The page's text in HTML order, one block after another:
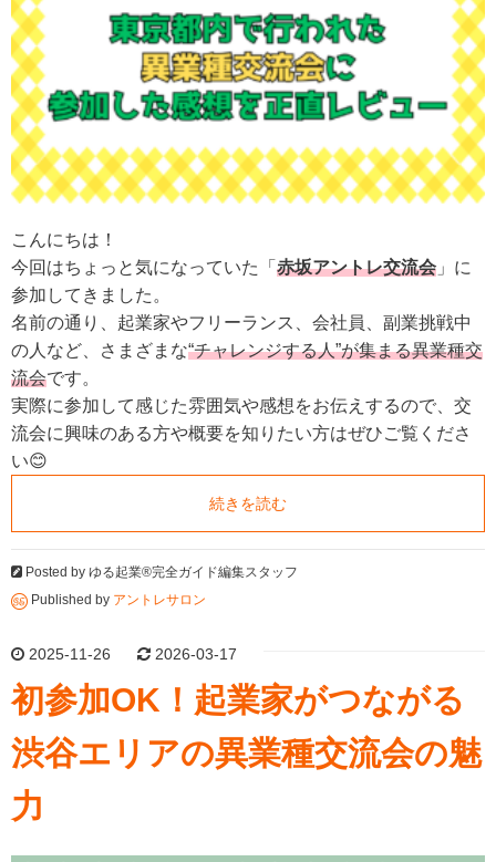
こんにちは！
今回はちょっと気になっていた「 赤坂アントレ交流会 」に
参加してきました。
名前の通り、起業家やフリーランス、会社員、副業挑戦中
の人など、さまざまな“チャレンジする人”が集まる異業種交
流会です。
実際に参加して感じた雰囲気や感想をお伝えするので、交
流会に興味のある方や概要を知りたい方はぜひご覧くださ
い😊
続きを読む
Posted by ゆる起業®完全ガイド編集スタッフ
Published by アントレサロン
2025-11-26 2026-03-17
初参加OK！起業家がつながる
渋谷エリアの異業種交流会の魅
力